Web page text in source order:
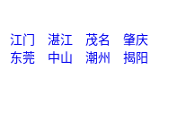
江门 湛江 茂名
肇庆
东莞 中山 潮州
揭阳